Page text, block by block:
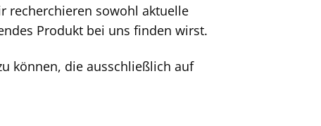
recherchieren sowohl aktuelle
Produkt bei uns finden wirst.
können, die ausschließlich auf